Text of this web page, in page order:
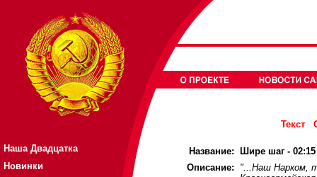
Наша Двадцатка
Новинки
Текст
Название:
Шире шаг - 02:15
Описание:
"...Наш Нарком,